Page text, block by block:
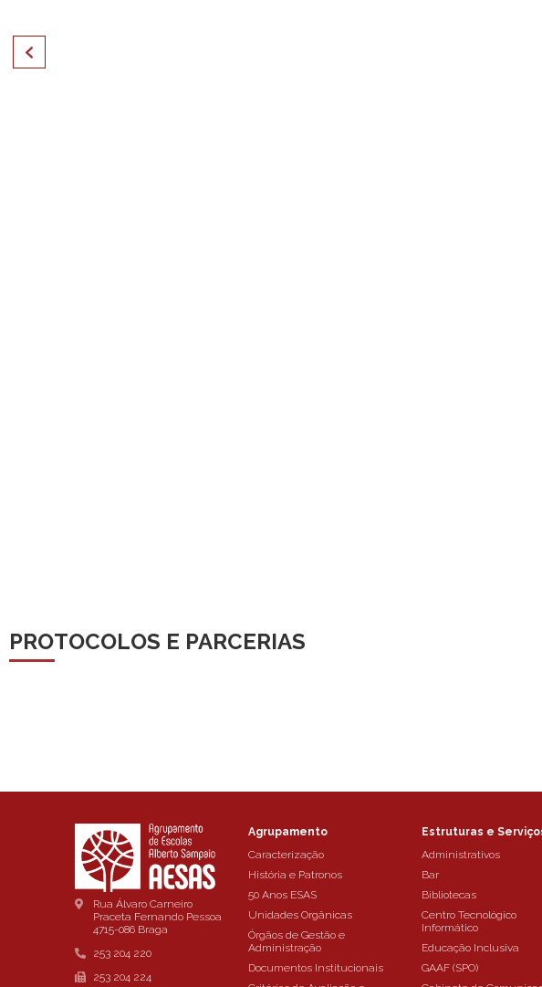
PROTOCOLOS E PARCERIAS
Rua Álvaro Carneiro
Praceta Fernando Pessoa
4715-086 Braga
253 204 220
253 204 224
Agrupamento
Caracterização
História e Patronos
50 Anos ESAS
Unidades Orgânicas
Órgãos de Gestão e
Administração
Documentos Institucionais
Estruturas e
Administrativos
Bar
Bibliotecas
Centro Tecnológico
Informático
Educação Inclusiva
GAAF (SPO)